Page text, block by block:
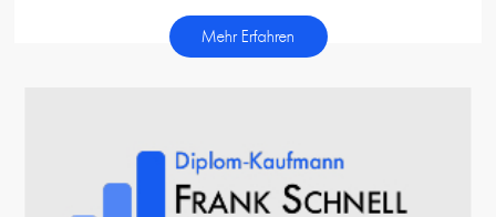
Mehr Erfahren